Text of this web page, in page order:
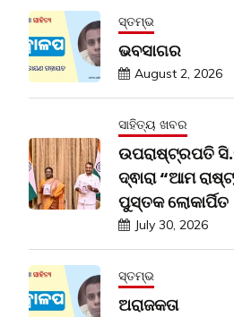
ସ୍ତମ୍ଭ
ଭବସାଗର
August 2, 2026
ସାହିତ୍ୟ ଖବର
ଉପରାଷ୍ଟ୍ରପତି
ଦ୍ଵାରା “ଆମ
ପୁସ୍ତକ ଲୋକାର୍ପିତ
July 30, 2026
ସ୍ତମ୍ଭ
ଅରାଜକତା